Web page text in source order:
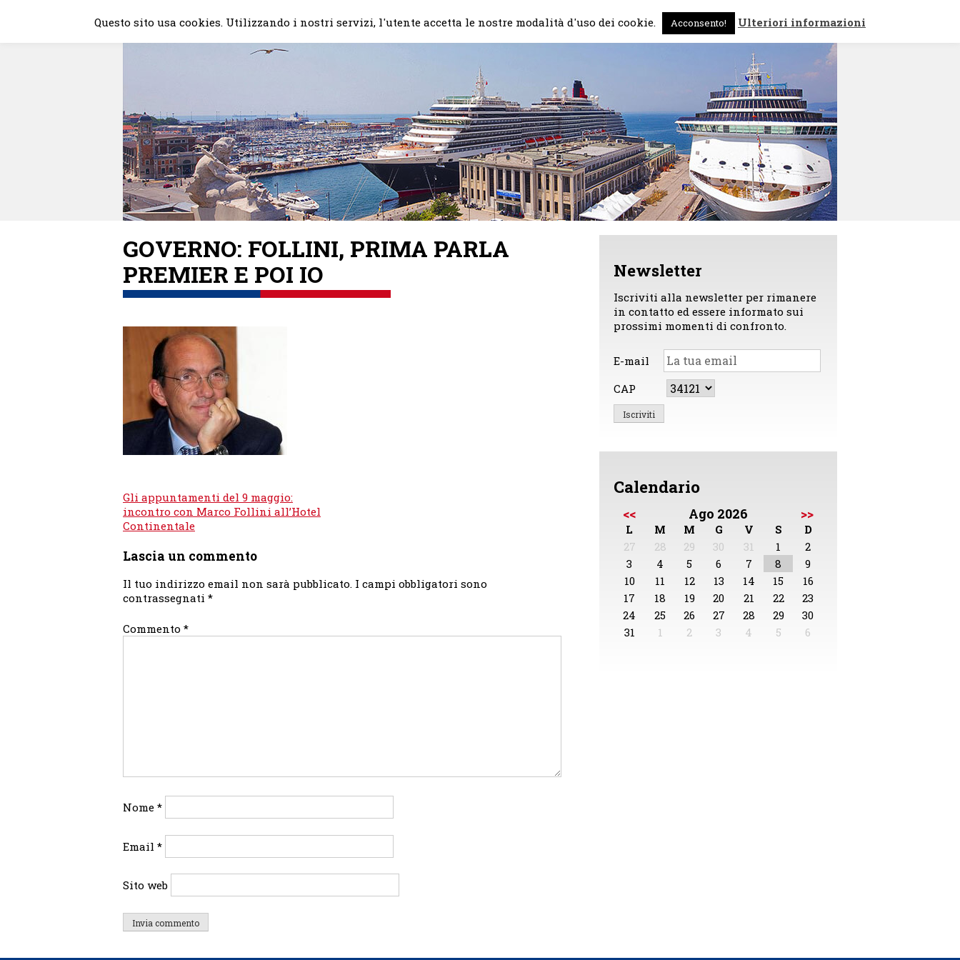
Home Il mio impegno Chi sono News Contattami
GOVERNO: FOLLINI, PRIMA PARLA
PREMIER E POI IO
Navigazione
articoli
Gli appuntamenti del 9 maggio:
incontro con Marco Follini all’Hotel
Continentale
Lascia un commento
Il tuo indirizzo email non sarà pubblicato. I campi obbligatori sono
contrassegnati *
Commento *
Nome *
Email *
Sito web
Newsletter
Iscriviti alla newsletter per rimanere
in contatto ed essere informato sui
prossimi momenti di confronto.
E-mail
CAP
Calendario
<< Ago 2026 >>
L M M G V S
D
27
28 29 30 31 1
2
3
4 5 6 7 8
9
10
11 12 13 14 15
16
17
18 19 20 21 22
23
24
25 26 27 28 29
30
31
1 2 3 4 5 6
Questo sito usa cookies. Utilizzando i nostri servizi, l'utente accetta le nostre modalità d'uso dei cookie. Acconsento! Ulteriori informazioni